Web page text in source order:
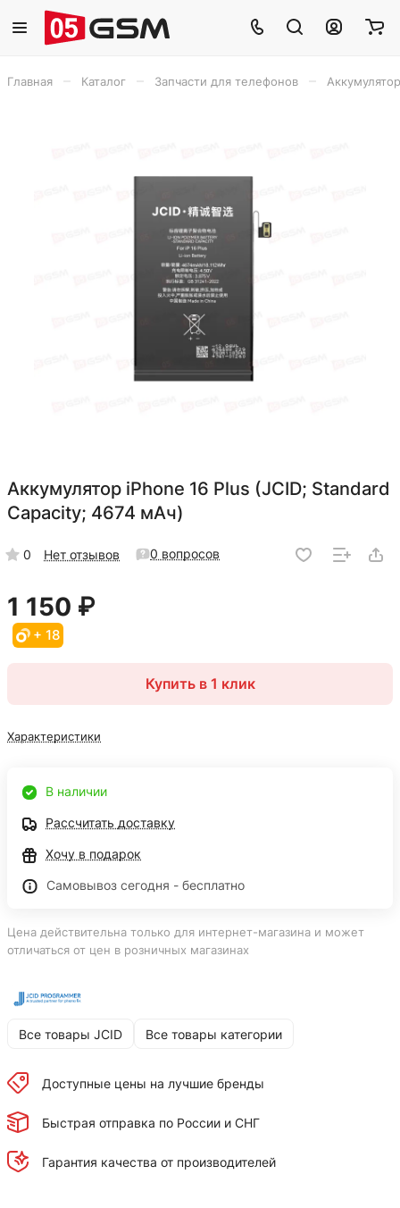
Главная Каталог Запчасти для телефонов
Аккумулятор iPhone 16 Plus (JCID; Standard
Capacity; 4674 мАч)
0 Нет отзывов 0 вопросов
1 150 ₽
+ 18
Купить в 1 клик
Характеристики
В наличии
Рассчитать доставку
Хочу в подарок
Самовывоз сегодня - бесплатно
Цена действительна только для интернет-магазина и может
отличаться от цен в розничных магазинах
Все товары JCID Все товары категории
Доступные цены на лучшие бренды
Быстрая отправка по России и СНГ
Гарантия качества от производителей